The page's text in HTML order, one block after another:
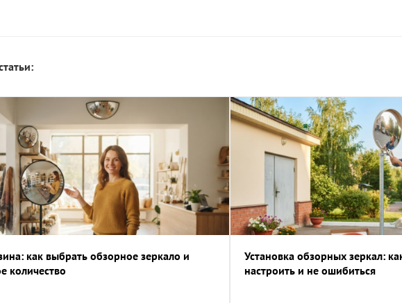
как выбрать обзорное зеркало и
количество
Установка обзорных зеркал:
настроить и не ошибиться